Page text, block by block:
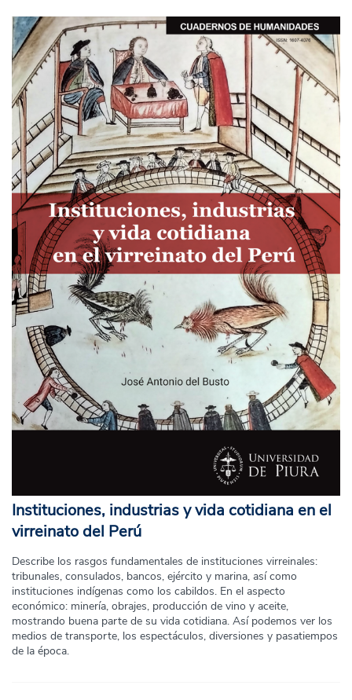
Instituciones, industrias y vida cotidiana en el
virreinato del Perú
Describe los rasgos fundamentales de instituciones virreinales:
tribunales, consulados, bancos, ejército y marina, así como
instituciones indígenas como los cabildos. En el aspecto
económico: minería, obrajes, producción de vino y aceite,
mostrando buena parte de su vida cotidiana. Así podemos ver los
medios de transporte, los espectáculos, diversiones y pasatiempos
de la época.